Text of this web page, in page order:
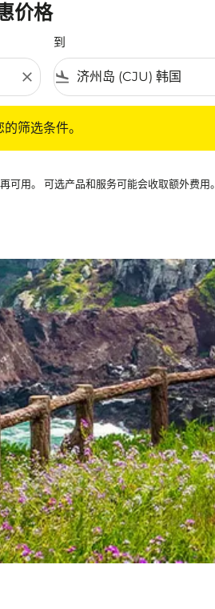
价格
close
到
flight_land
筛选条件。
用。 可选产品和服务可能会收取额外费用。